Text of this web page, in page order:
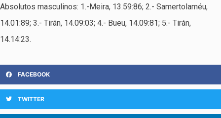
Absolutos masculinos: 1.-Meira, 13.59:86; 2.- Samertolaméu,
14.01:89; 3.- Tirán, 14.09:03; 4.- Bueu, 14.09:81; 5.- Tirán,
14.14:23.
FACEBOOK
TWITTER